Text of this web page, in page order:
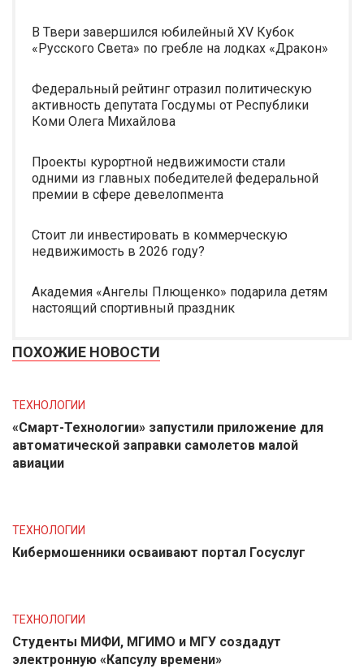
В Твери завершился юбилейный XV Кубок
«Русского Света» по гребле на лодках «Дракон»
Федеральный рейтинг отразил политическую
активность депутата Госдумы от Республики
Коми Олега Михайлова
Проекты курортной недвижимости стали
одними из главных победителей федеральной
премии в сфере девелопмента
Стоит ли инвестировать в коммерческую
недвижимость в 2026 году?
Академия «Ангелы Плющенко» подарила детям
настоящий спортивный праздник
ПОХОЖИЕ НОВОСТИ
ТЕХНОЛОГИИ
«Смарт-Технологии» запустили приложение для
автоматической заправки самолетов малой
авиации
ТЕХНОЛОГИИ
Кибермошенники осваивают портал Госуслуг
ТЕХНОЛОГИИ
Студенты МИФИ, МГИМО и МГУ создадут
электронную «Капсулу времени»